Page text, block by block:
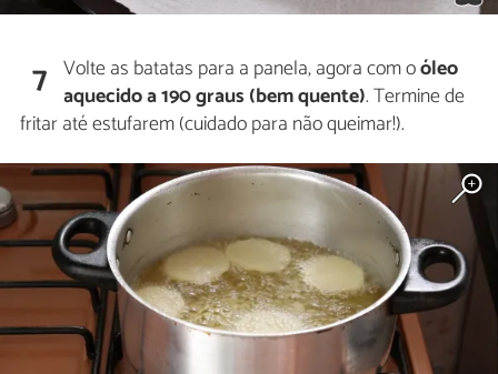
7 Volte as batatas para a panela, agora com oóleo
aquecido a 190 graus (bem quente). Termine de
fritar até estufarem (cuidado para não queimar!).